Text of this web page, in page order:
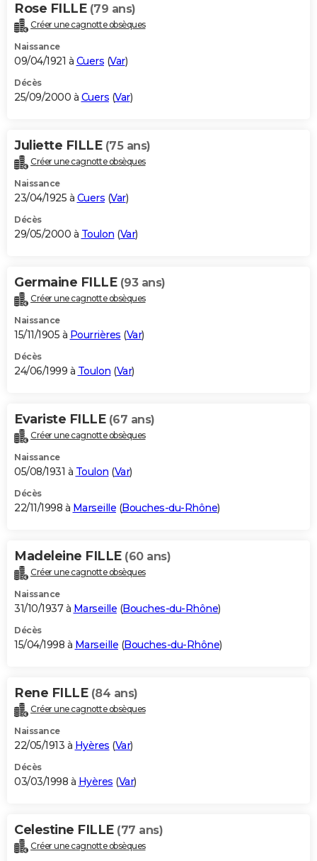
Rose FILLE (79 ans)
Créer une cagnotte obsèques
Naissance
09/04/1921 à Cuers (Var)
Décès
25/09/2000 à Cuers (Var)
Juliette FILLE (75 ans)
Créer une cagnotte obsèques
Naissance
23/04/1925 à Cuers (Var)
Décès
29/05/2000 à Toulon (Var)
Germaine FILLE (93 ans)
Créer une cagnotte obsèques
Naissance
15/11/1905 à Pourrières (Var)
Décès
24/06/1999 à Toulon (Var)
Evariste FILLE (67 ans)
Créer une cagnotte obsèques
Naissance
05/08/1931 à Toulon (Var)
Décès
22/11/1998 à Marseille (Bouches-du-Rhône)
Madeleine FILLE (60 ans)
Créer une cagnotte obsèques
Naissance
31/10/1937 à Marseille (Bouches-du-Rhône)
Décès
15/04/1998 à Marseille (Bouches-du-Rhône)
Rene FILLE (84 ans)
Créer une cagnotte obsèques
Naissance
22/05/1913 à Hyères (Var)
Décès
03/03/1998 à Hyères (Var)
Celestine FILLE (77 ans)
Créer une cagnotte obsèques